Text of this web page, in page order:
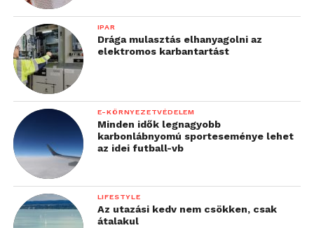
IPAR
Drága mulasztás elhanyagolni az
elektromos karbantartást
E-KÖRNYEZETVÉDELEM
Minden idők legnagyobb
karbonlábnyomú sporteseménye lehet
az idei futball-vb
LIFESTYLE
Az utazási kedv nem csökken, csak
átalakul